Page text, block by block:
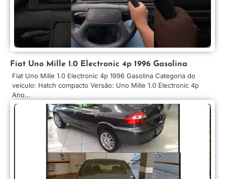
Fiat Uno Mille 1.0 Electronic 4p 1996 Gasolina
Fiat Uno Mille 1.0 Electronic 4p 1996 Gasolina Categoria do
veículo: Hatch compacto Versão: Uno Mille 1.0 Electronic 4p
Ano…